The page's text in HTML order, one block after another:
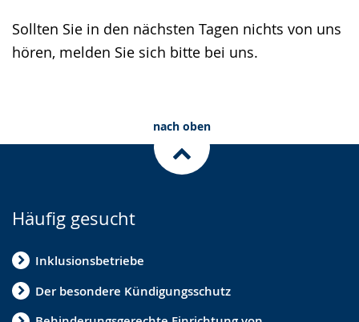
Sollten Sie in den nächsten Tagen nichts von uns
hören, melden Sie sich bitte bei uns.
nach oben
Häufig gesucht
Inklusionsbetriebe
Der besondere Kündigungsschutz